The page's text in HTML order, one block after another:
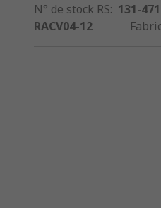
N° de stock RS: 131-
RACV04-12